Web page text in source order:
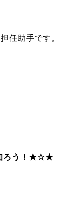
任助手です。
ろう！★☆★